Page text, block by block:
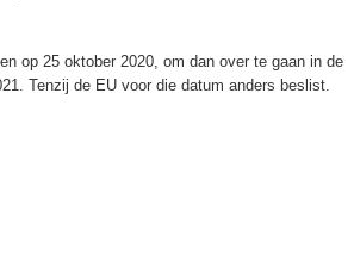
op 25 oktober 2020, om dan over te gaan in de
Tenzij de EU voor die datum anders beslist.